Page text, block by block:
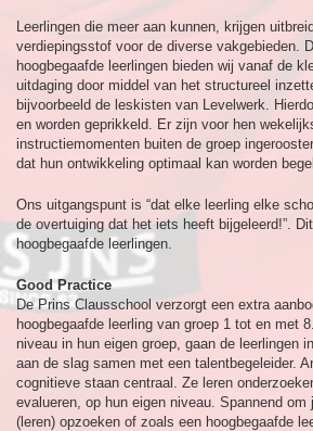
Leerlingen die meer aan kunnen, krijgen
verdiepingsstof voor de diverse vakgebieden.
hoogbegaafde leerlingen bieden wij vanaf de
uitdaging door middel van het structureel
bijvoorbeeld de leskisten van Levelwerk.
en worden geprikkeld. Er zijn voor hen
instructiemomenten buiten de groep
dat hun ontwikkeling optimaal kan worden
Ons uitgangspunt is “dat elke leerling elke
de overtuiging dat het iets heeft bijgeleerd!”.
hoogbegaafde leerlingen.
Good Practice
De Prins Clausschool verzorgt een extra
hoogbegaafde leerling van groep 1 tot en met
niveau in hun eigen groep, gaan de leerlingen
aan de slag samen met een talentbegeleider.
cognitieve staan centraal. Ze leren
evalueren, op hun eigen niveau. Spannend om
(leren) opzoeken of zoals een hoogbegaafde